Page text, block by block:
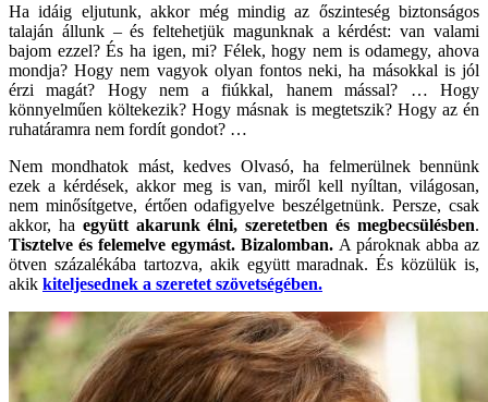
Ha idáig eljutunk, akkor még mindig az őszinteség biztonságos
talaján állunk – és feltehetjük magunknak a kérdést: van valami
bajom ezzel? És ha igen, mi? Félek, hogy nem is odamegy, ahova
mondja? Hogy nem vagyok olyan fontos neki, ha másokkal is jól
érzi magát? Hogy nem a fiúkkal, hanem mással? … Hogy
könnyelműen költekezik? Hogy másnak is megtetszik? Hogy az én
ruhatáramra nem fordít gondot? …
Nem mondhatok mást, kedves Olvasó, ha felmerülnek bennünk
ezek a kérdések, akkor meg is van, miről kell nyíltan, világosan,
nem minősítgetve, értően odafigyelve beszélgetnünk. Persze, csak
akkor, ha együtt akarunk élni, szeretetben és megbecsülésben.
Tisztelve és felemelve egymást. Bizalomban. A pároknak abba az
ötven százalékába tartozva, akik együtt maradnak. És közülük is,
akik kiteljesednek a szeretet szövetségében.